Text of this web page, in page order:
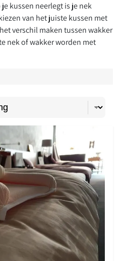
kussen neerlegt is je nek
van het juiste kussen met
verschil maken tussen wakker
nek of wakker worden met